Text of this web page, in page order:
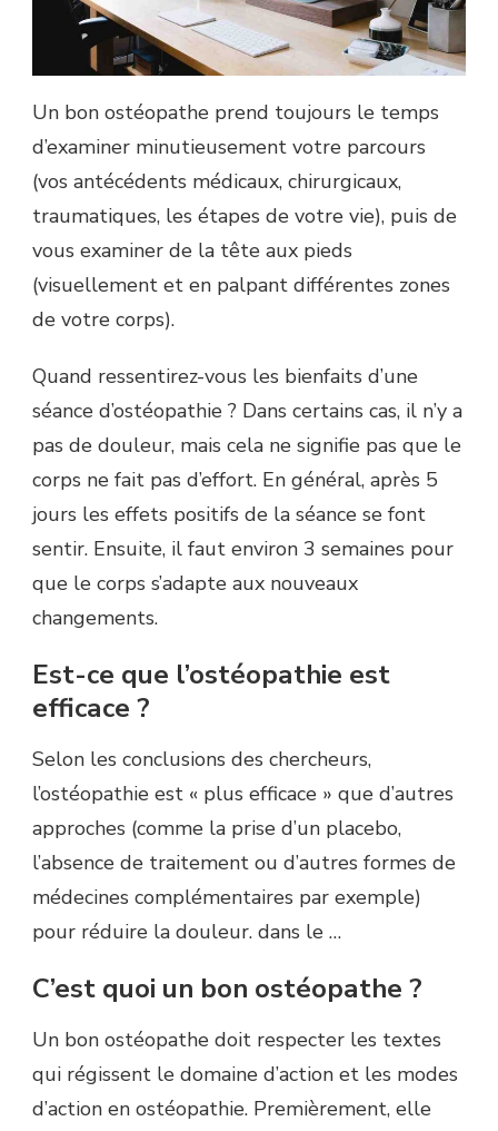
Un bon ostéopathe prend toujours le temps
d’examiner minutieusement votre parcours
(vos antécédents médicaux, chirurgicaux,
traumatiques, les étapes de votre vie), puis de
vous examiner de la tête aux pieds
(visuellement et en palpant différentes zones
de votre corps).
Quand ressentirez-vous les bienfaits d’une
séance d’ostéopathie ? Dans certains cas, il n’y a
pas de douleur, mais cela ne signifie pas que le
corps ne fait pas d’effort. En général, après 5
jours les effets positifs de la séance se font
sentir. Ensuite, il faut environ 3 semaines pour
que le corps s’adapte aux nouveaux
changements.
Est-ce que l’ostéopathie est
efficace ?
Selon les conclusions des chercheurs,
l’ostéopathie est « plus efficace » que d’autres
approches (comme la prise d’un placebo,
l’absence de traitement ou d’autres formes de
médecines complémentaires par exemple)
pour réduire la douleur. dans le …
C’est quoi un bon ostéopathe ?
Un bon ostéopathe doit respecter les textes
qui régissent le domaine d’action et les modes
d’action en ostéopathie. Premièrement, elle